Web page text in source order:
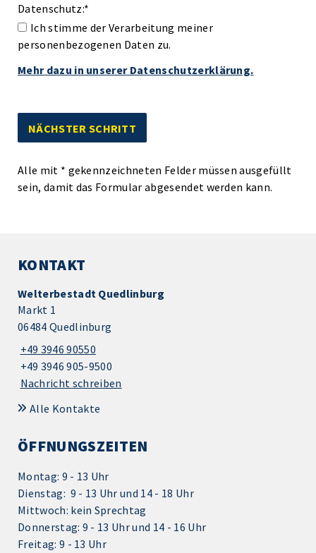
Datenschutz:*
Ich stimme der Verarbeitung meiner
personenbezogenen Daten zu.
Mehr dazu in unserer Datenschutzerklärung.
Alle mit * gekennzeichneten Felder müssen ausgefüllt
sein, damit das Formular abgesendet werden kann.
KONTAKT
Welterbestadt Quedlinburg
Markt 1
06484 Quedlinburg
+49 3946 90550
+49 3946 905-9500
Nachricht schreiben
Alle Kontakte
ÖFFNUNGSZEITEN
Montag: 9 - 13 Uhr
Dienstag: 9 - 13 Uhr und 14 - 18 Uhr
Mittwoch: kein Sprechtag
Donnerstag: 9 - 13 Uhr und 14 - 16 Uhr
Freitag: 9 - 13 Uhr